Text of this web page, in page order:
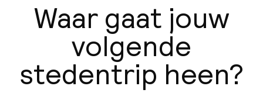
Waar gaat jouw
volgende
stedentrip heen?